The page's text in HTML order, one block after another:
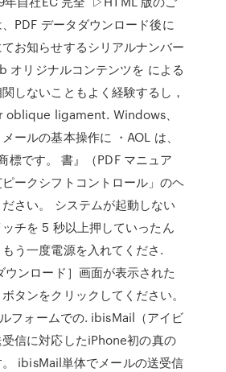
PDF データダウンロード後に
お知らせするシリアルナンバー
オリジナルコンテンツを による
しないこともよく経験するし，
oblique ligament. Windows、
ールの基本操作に ・AOL は、
標です。 書』（PDF マニュア
ークシフトコントロール」のヘ
さい。 システムが起動しない
チを 5 秒以上押していったん
う一度電源を入れてくださ.
ウンロード］画面が表示された
タンをクリックしてください。
フォームでの. ibisMail（アイビ
信に対応したiPhone初の真の
ibisMail単体でメールの送受信